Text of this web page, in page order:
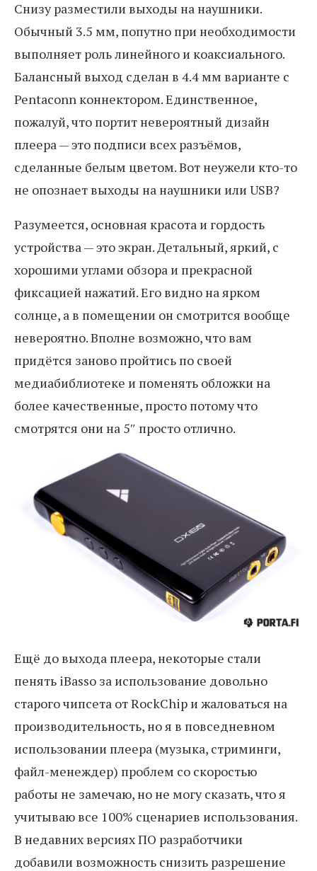
Снизу разместили выходы на наушники.
Обычный 3.5 мм, попутно при необходимости
выполняет роль линейного и коаксиального.
Балансный выход сделан в 4.4 мм варианте с
Pentaconn коннектором. Единственное,
пожалуй, что портит невероятный дизайн
плеера — это подписи всех разъёмов,
сделанные белым цветом. Вот неужели кто-то
не опознает выходы на наушники или USB?
Разумеется, основная красота и гордость
устройства — это экран. Детальный, яркий, с
хорошими углами обзора и прекрасной
фиксацией нажатий. Его видно на ярком
солнце, а в помещении он смотрится вообще
невероятно. Вполне возможно, что вам
придётся заново пройтись по своей
медиабиблиотеке и поменять обложки на
более качественные, просто потому что
смотрятся они на 5″ просто отлично.
Ещё до выхода плеера, некоторые стали
пенять iBasso за использование довольно
старого чипсета от RockChip и жаловаться на
производительность, но я в повседневном
использовании плеера (музыка, стриминги,
файл-менеждер) проблем со скоростью
работы не замечаю, но не могу сказать, что я
учитываю все 100% сценариев использования.
В недавних версиях ПО разработчики
добавили возможность снизить разрешение